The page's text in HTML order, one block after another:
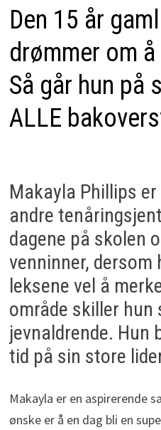
Den 15 år
drømmer om
Så går hun på
ALLE
Makayla Phillips
andre
dagene på skolen
venninner, dersom
leksene vel å
område skiller hun
jevnaldrende. Hun
tid på sin store
Makayla er en aspirerende
ønske er å en dag bli en